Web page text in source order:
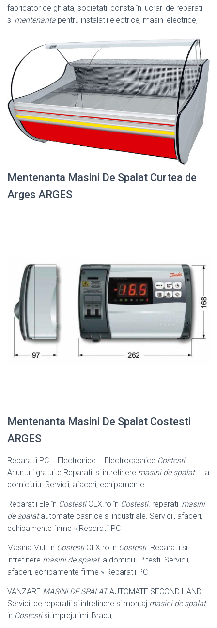
fabricator de ghiata, societatii consta în lucrari de reparatii
si mentenanta pentru instalatii electrice, masini electrice,
Mentenanta Masini De Spalat Curtea de
Arges ARGES
Mentenanta Masini De Spalat Costesti
ARGES
Reparatii PC – Electronice – Electrocasnice Costesti–
Anunturi gratuite Reparatii si intretinere masini de spalat– la
domiciuliu. Servicii, afaceri, echipamente
Reparatii Ele în CostestiOLX.ro în Costesti. reparatii masini
de spalatautomate casnice si industriale. Servicii, afaceri,
echipamente firme » Reparatii PC
Masina Mult în CostestiOLX.ro în Costesti. Reparatii si
intretinere masini de spalatla domicilu Pitesti. Servicii,
afaceri, echipamente firme » Reparatii PC
VANZARE MASINI DE SPALATAUTOMATE SECOND HAND
Servicii de reparatii si intretinere si montaj masini de spalat
in Costestisi imprejurimi: Bradu,